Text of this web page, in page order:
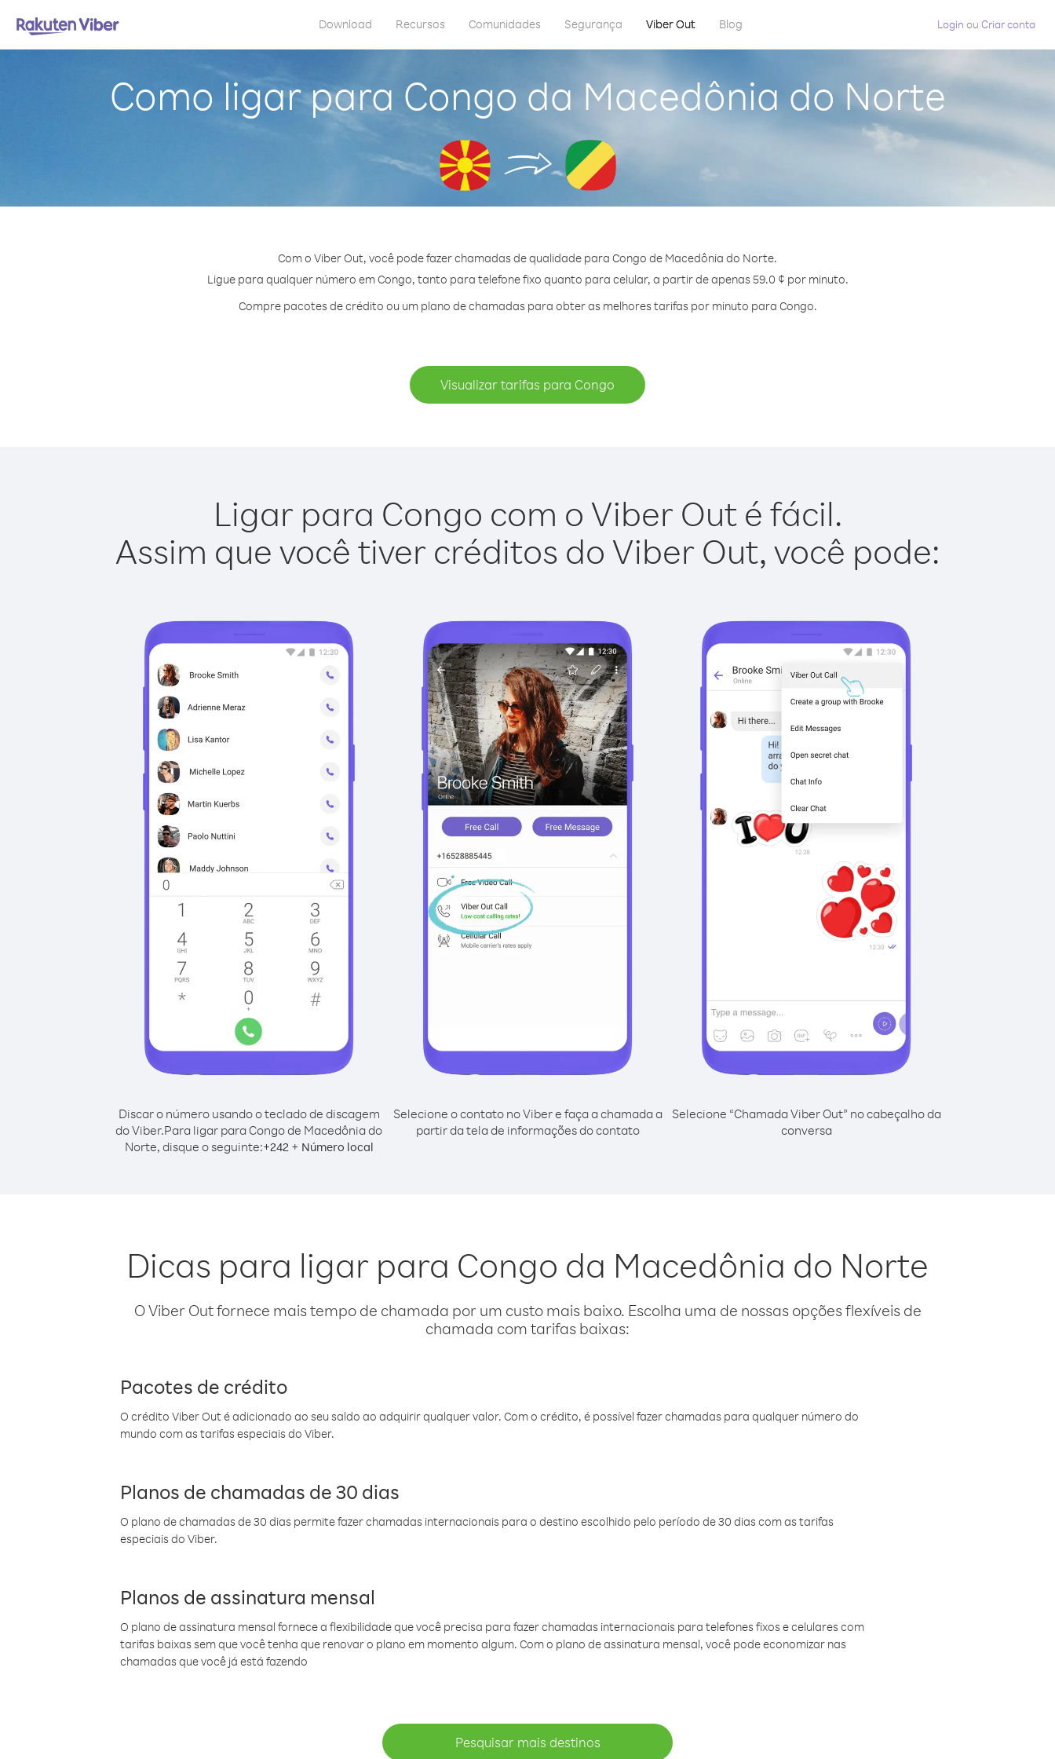
Download Recursos Comunidades Segurança Viber Out Blog Login ou Criar conta
Como ligar para Congo da Macedônia do Norte
Com o Viber Out, você pode fazer chamadas de qualidade para Congo de Macedônia do Norte.
Ligue para qualquer número em Congo, tanto para telefone fixo quanto para celular, a partir de apenas 59.0 ¢ por minuto.
Compre pacotes de crédito ou um plano de chamadas para obter as melhores tarifas por minuto para Congo.
Visualizar tarifas para Congo
Ligar para Congo com o Viber Out é fácil.
Assim que você tiver créditos do Viber Out, você pode:
Discar o número usando o teclado de discagem
do Viber.Para ligar para Congo de Macedônia do
Norte, disque o seguinte:+242+ Número local
Selecione o contato no Viber e faça a chamada a
partir da tela de informações do contato
Selecione “Chamada Viber Out” no cabeçalho da
conversa
Dicas para ligar para Congo da Macedônia do Norte
O Viber Out fornece mais tempo de chamada por um custo mais baixo. Escolha uma de nossas opções flexíveis de
chamada com tarifas baixas:
Pacotes de crédito
O crédito Viber Out é adicionado ao seu saldo ao adquirir qualquer valor. Com o crédito, é possível fazer chamadas para qualquer número do
mundo com as tarifas especiais do Viber.
Planos de chamadas de 30 dias
O plano de chamadas de 30 dias permite fazer chamadas internacionais para o destino escolhido pelo período de 30 dias com as tarifas
especiais do Viber.
Planos de assinatura mensal
O plano de assinatura mensal fornece a flexibilidade que você precisa para fazer chamadas internacionais para telefones fixos e celulares com
tarifas baixas sem que você tenha que renovar o plano em momento algum. Com o plano de assinatura mensal, você pode economizar nas
chamadas que você já está fazendo
Pesquisar mais destinos